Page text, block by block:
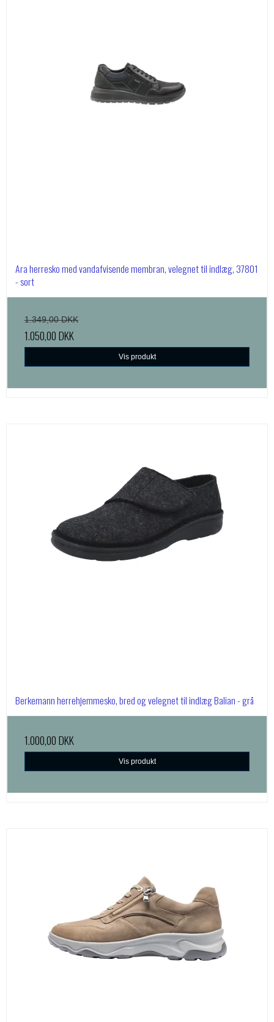
Ara herresko med vandafvisende membran, velegnet til indlæg, 37801
- sort
1.349,00 DKK
1.050,00 DKK
Vis produkt
Berkemann herrehjemmesko, bred og velegnet til indlæg Balian - grå
1.000,00 DKK
Vis produkt